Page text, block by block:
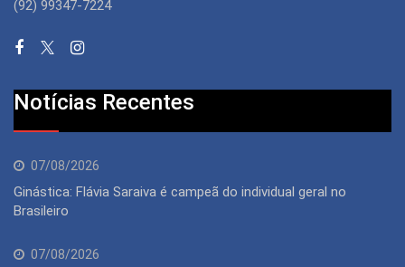
(92) 99347-7224
Notícias Recentes
07/08/2026
Ginástica: Flávia Saraiva é campeã do individual geral no
Brasileiro
07/08/2026